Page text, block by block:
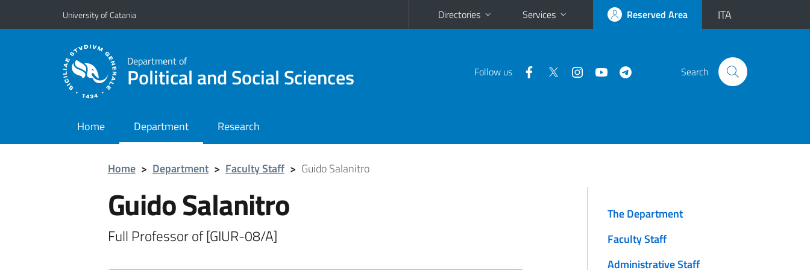
Go to main content
Go to navigation menu
University of Catania Directories Services Reserved Area ITA
Department of
Political and Social Sciences Follow us Search
Home Department Research
Home > Department > Faculty Staff > Guido Salanitro
Guido Salanitro
Full Professor of [GIUR-08/A]
The Department
Faculty Staff
Administrative Staff